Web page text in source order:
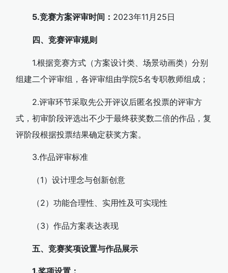
5.竞赛方案评审时间： 2023年11月25日
四、竞赛评审规则
1.根据竞赛方式（方案设计类、场景动画类）分别
组建二个评审组，各评审组由学院5名专职教师组成；
2.评审环节采取先公开评议后匿名投票的评审方
式，初审阶段评选出不少于最终获奖数二倍的作品，复
评阶段根据投票结果确定获奖方案。
3.作品评审标准
（1）设计理念与创新创意
（2）功能合理性、实用性及可实现性
（3）作品方案表达表现
五、竞赛奖项设置与作品展示